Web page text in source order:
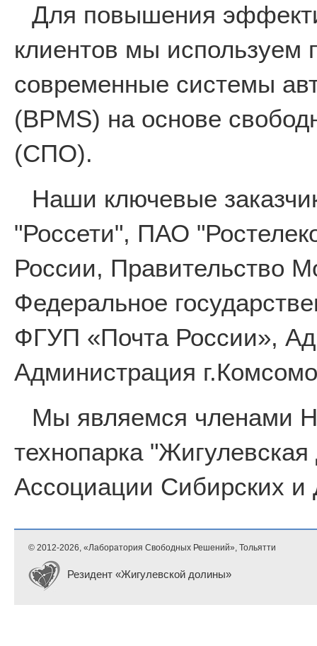
Для повышения
клиентов мы используем
современные системы
(BPMS) на основе
(СПО).
Наши ключевые
"Россети", ПАО
России, Правительство
Федеральное
ФГУП «Почта России»,
Администрация
Мы являемся членами
технопарка
Ассоциации Сибирских и
© 2012-2026, «Лаборатория Свободных Решений», Тольятти
Резидент «Жигулевской долины»